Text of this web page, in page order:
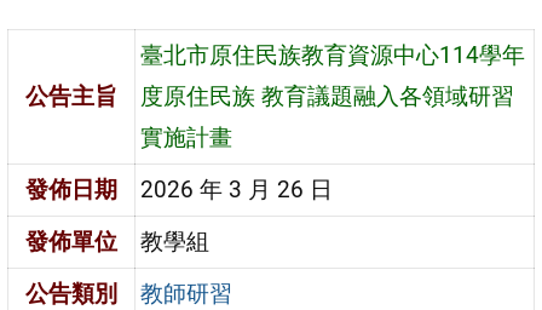
公告主旨
臺北市原住民族教育資源中心114學年
度原住民族 教育議題融入各領域研習
實施計畫
發佈日期
2026 年 3 月 26 日
發佈單位
教學組
公告類別
教師研習